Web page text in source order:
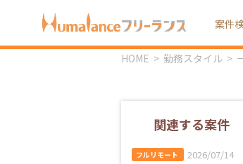
案件
HOME 勤務スタイル
関連する案件
フルリモート
2026/07/14